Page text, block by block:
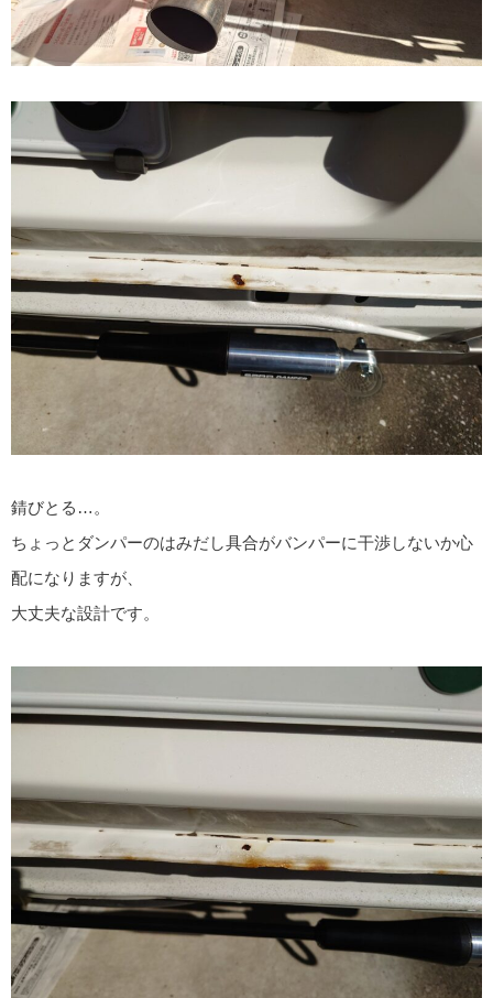
錆びとる…。
ちょっとダンパーのはみだし具合がバンパーに干渉しないか心
配になりますが、
大丈夫な設計です。